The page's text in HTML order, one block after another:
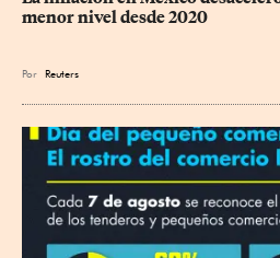
menor nivel desde 2020
Por Reuters